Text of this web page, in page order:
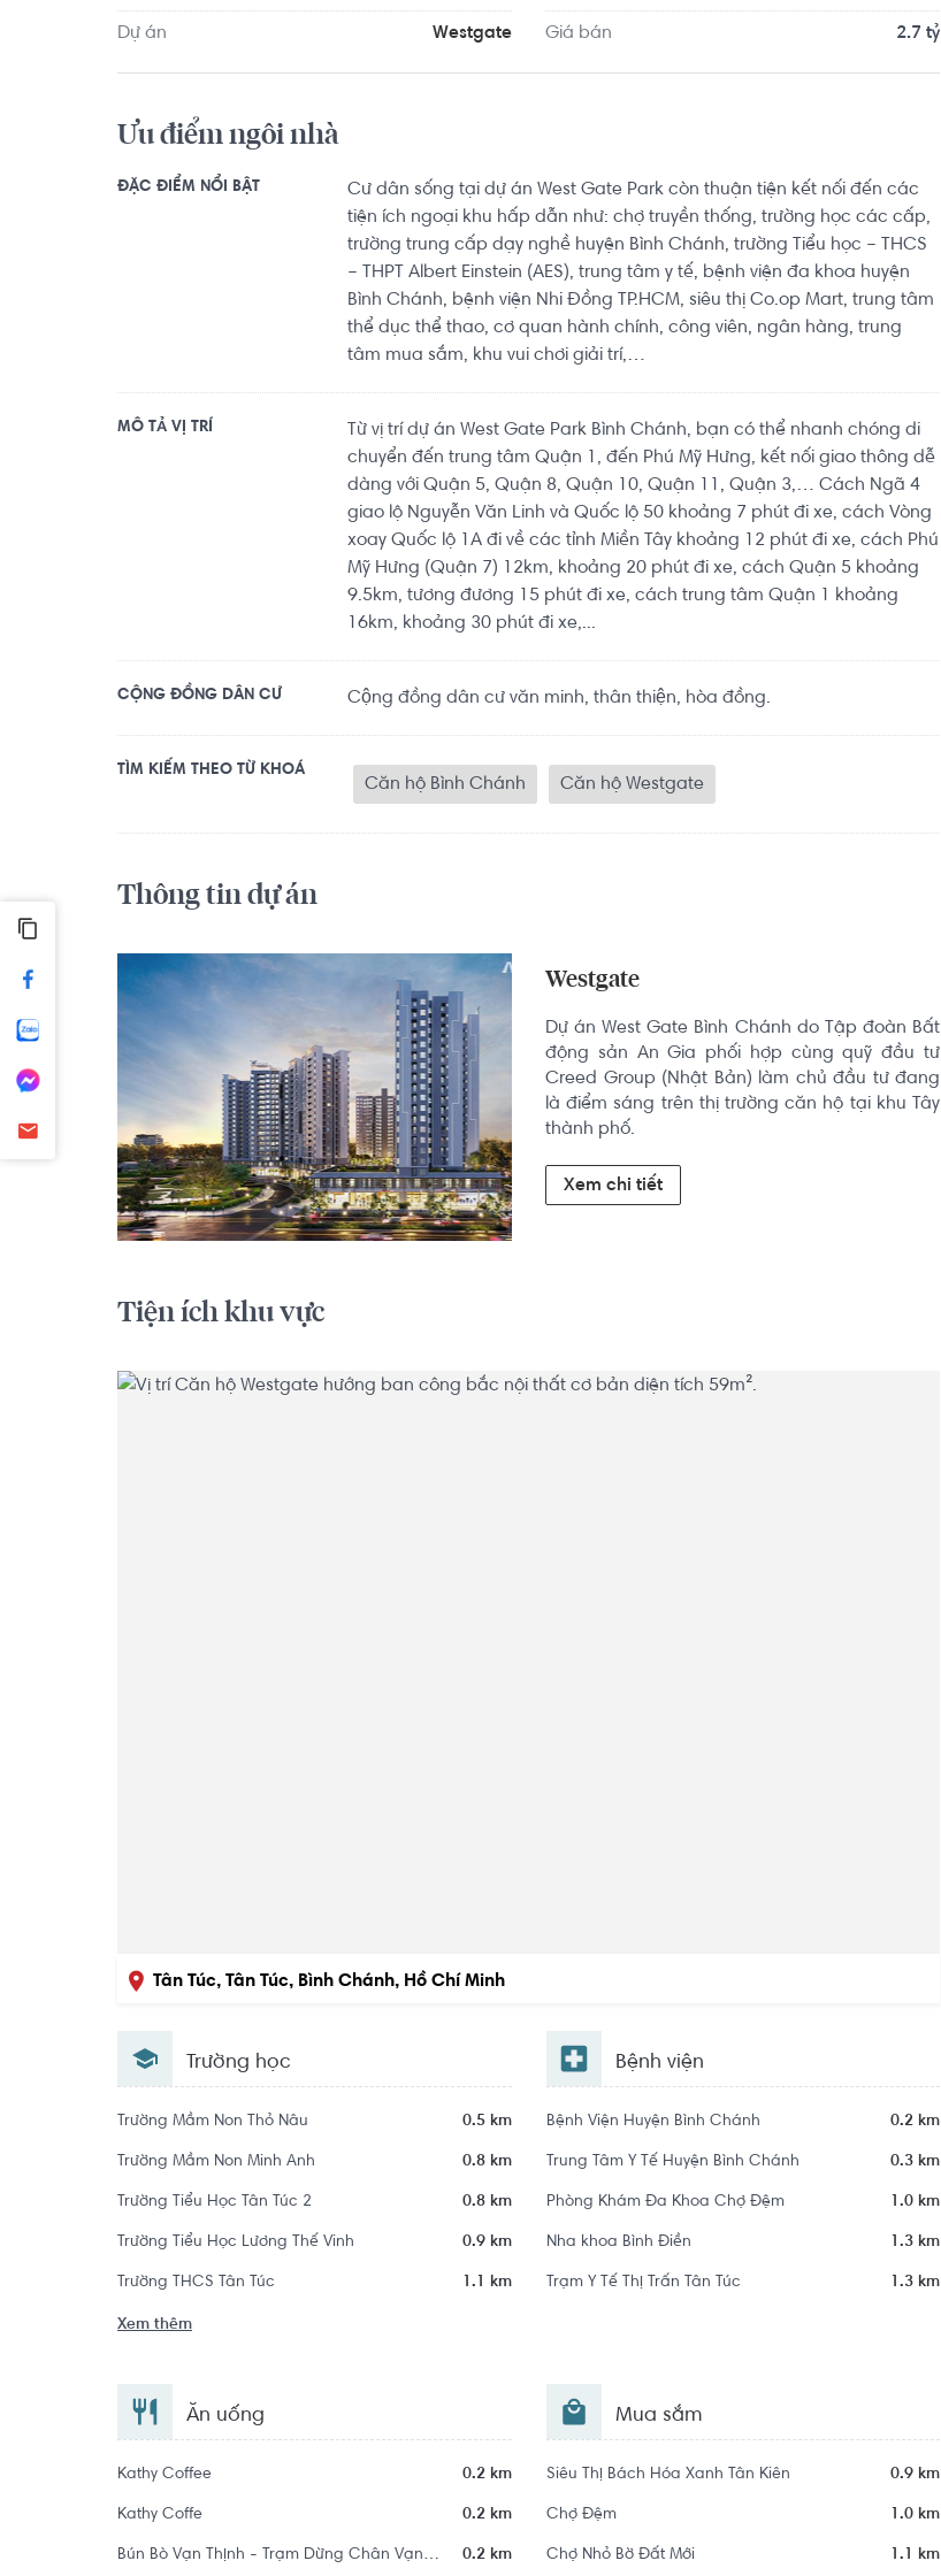
Năng Khiếu TDTT Nguyễn Thị Định khoảng 5.4km. Di chuyển tới California Fitness & Yoga Viet Market
khoảng 8.0km, Peace Yoga khoảng 9.0km. Tọa lạc tại vị trí thuận tiện di chuyển với đầy đủ các tiện
ích về y tế, giáo dục và giải trí.
Dự án Westgate Giá bán 2.7 tỷ
Ưu điểm ngôi nhà
ĐẶC ĐIỂM NỔI BẬT
Cư dân sống tại dự án West Gate Park còn thuận tiện kết nối đến các
tiện ích ngoại khu hấp dẫn như: chợ truyền thống, trường học các cấp,
trường trung cấp dạy nghề huyện Bình Chánh, trường Tiểu học – THCS
– THPT Albert Einstein (AES), trung tâm y tế, bệnh viện đa khoa huyện
Bình Chánh, bệnh viện Nhi Đồng TP.HCM, siêu thị Co.op Mart, trung tâm
thể dục thể thao, cơ quan hành chính, công viên, ngân hàng, trung
tâm mua sắm, khu vui chơi giải trí,…
MÔ TẢ VỊ TRÍ
Từ vị trí dự án West Gate Park Bình Chánh, bạn có thể nhanh chóng di
chuyển đến trung tâm Quận 1, đến Phú Mỹ Hưng, kết nối giao thông dễ
dàng với Quận 5, Quận 8, Quận 10, Quận 11, Quận 3,… Cách Ngã 4
giao lộ Nguyễn Văn Linh và Quốc lộ 50 khoảng 7 phút đi xe, cách Vòng
xoay Quốc lộ 1A đi về các tỉnh Miền Tây khoảng 12 phút đi xe, cách Phú
Mỹ Hưng (Quận 7) 12km, khoảng 20 phút đi xe, cách Quận 5 khoảng
9.5km, tương đương 15 phút đi xe, cách trung tâm Quận 1 khoảng
16km, khoảng 30 phút đi xe,...
CỘNG ĐỒNG DÂN CƯ Cộng đồng dân cư văn minh, thân thiện, hòa đồng.
TÌM KIẾM THEO TỪ KHOÁ
Căn hộ Bình Chánh Căn hộ Westgate
Thông tin dự án
Westgate
Dự án West Gate Bình Chánh do Tập đoàn Bất
động sản An Gia phối hợp cùng quỹ đầu tư
Creed Group (Nhật Bản) làm chủ đầu tư đang
là điểm sáng trên thị trường căn hộ tại khu Tây
thành phố.
Xem chi tiết
Tiện ích khu vực
Tân Túc, Tân Túc, Bình Chánh, Hồ Chí Minh
Trường học
Trường Mầm Non Thỏ Nâu 0.5 km
Trường Mầm Non Minh Anh 0.8 km
Trường Tiểu Học Tân Túc 2 0.8 km
Trường Tiểu Học Lương Thế Vinh 0.9 km
Trường THCS Tân Túc 1.1 km
Xem thêm
Bệnh viện
Bệnh Viện Huyện Bình Chánh 0.2 km
Trung Tâm Y Tế Huyện Bình Chánh 0.3 km
Phòng Khám Đa Khoa Chợ Đệm 1.0 km
Nha khoa Bình Điền 1.3 km
Trạm Y Tế Thị Trấn Tân Túc 1.3 km
Ăn uống
Kathy Coffee 0.2 km
Kathy Coffe 0.2 km
Bún Bò Vạn Thịnh - Trạm Dừng Chân Vạn Thịnh 0.2 km
Mua sắm
Siêu Thị Bách Hóa Xanh Tân Kiên 0.9 km
Chợ Đệm 1.0 km
Chợ Nhỏ Bờ Đất Mới 1.1 km